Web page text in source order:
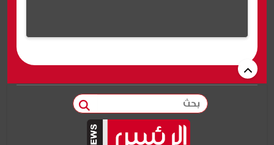
بحث